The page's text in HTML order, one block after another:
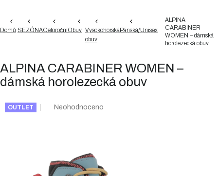
Domů SEZÓNACeloročníObuv Vysokohorská
obuv
Pánská/Unisex
ALPINA
CARABINER
WOMEN – dámská
horolezecká obuv
ALPINA CARABINER WOMEN –
dámská horolezecká obuv
OUTLET
Průměrné
5
hvězdiček.
Neohodnoceno